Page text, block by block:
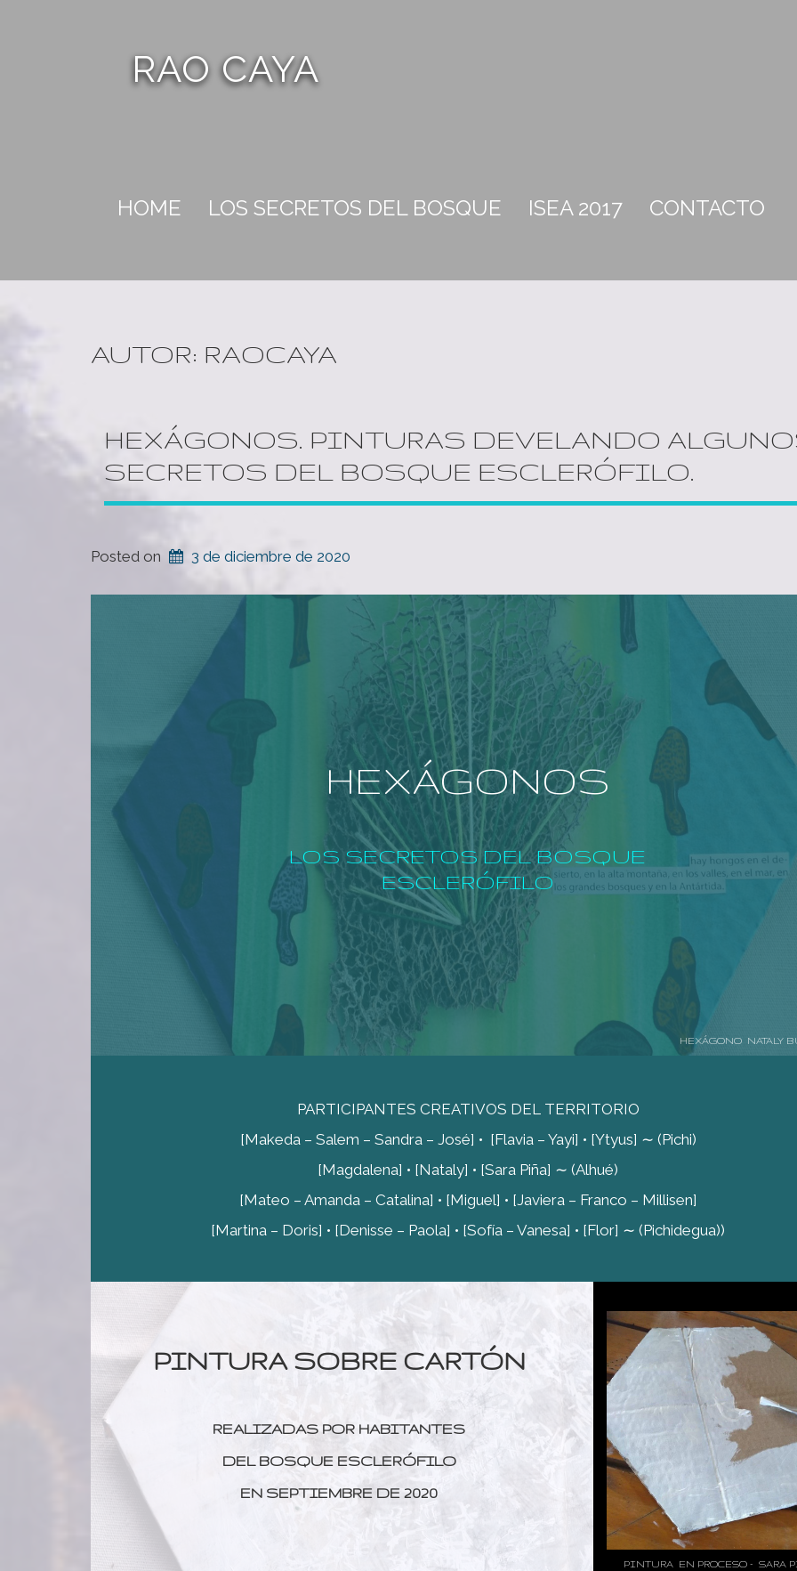
RAO CAYA
HOME LOS SECRETOS DEL BOSQUE ISEA 2017 CONTACTO
AUTOR: RAOCAYA
HEXÁGONOS. PINTURAS DEVELANDO
SECRETOS DEL BOSQUE ESCLERÓFILO.
Posted on 3 de diciembre de 2020
HEXÁGONOS
LOS SECRETOS DEL BOSQUE
ESCLERÓFILO
HEXÁGONO NATALY
PARTICIPANTES CREATIVOS DEL TERRITORIO
[Makeda – Salem – Sandra – José] • [Flavia – Yayi] • [Ytyus] ∼ (Pichi)
[Magdalena] • [Nataly] • [Sara Piña] ∼ (Alhué)
[Mateo – Amanda – Catalina] • [Miguel] • [Javiera – Franco – Millisen]
[Martina – Doris] • [Denisse – Paola] • [Sofía – Vanesa] • [Flor] ∼ (Pichidegua))
PINTURA SOBRE CARTÓN
REALIZADAS POR HABITANTES
DEL BOSQUE ESCLERÓFILO
EN SEPTIEMBRE DE 2020
PINTURA EN PROCESO – SARA